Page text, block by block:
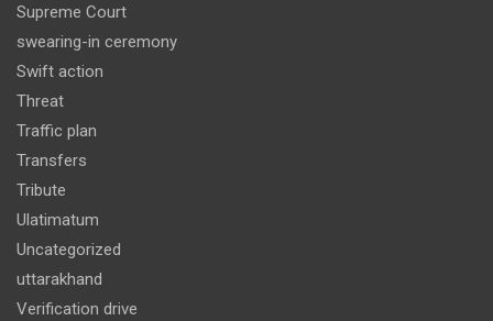
Supreme Court
swearing-in ceremony
Swift action
Threat
Traffic plan
Transfers
Tribute
Ulatimatum
Uncategorized
uttarakhand
Verification drive